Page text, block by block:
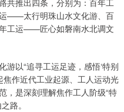
共推出四条，分别为：百年工
——太行明珠山水文化游、百
工运——匠心如磐南水北调文
以“追寻工运足迹，感悟‘特别
焦作近代工业起源、工人运动光
，是深刻理解焦作工人阶级“特
路。